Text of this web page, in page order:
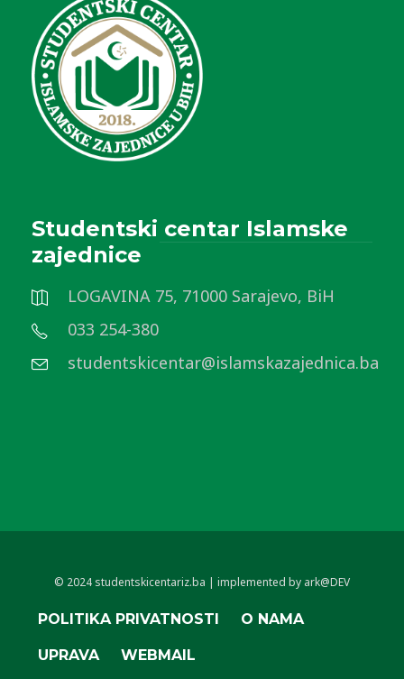
Studentski centar Islamske
zajednice
LOGAVINA 75, 71000 Sarajevo, BiH
033 254-380
studentskicentar@islamskazajednica.ba
© 2024 studentskicentariz.ba | implemented by ark@DEV
POLITIKA PRIVATNOSTI O NAMA
UPRAVA WEBMAIL